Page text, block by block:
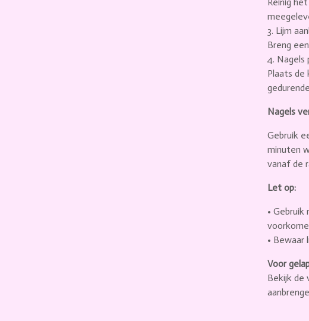
3. Lijm
Breng
4. Nagels
Plaats de
Nagels
Gebruik
minuten
vanaf de
Let op:
•
• Bewaar
Voor
Bekijk de